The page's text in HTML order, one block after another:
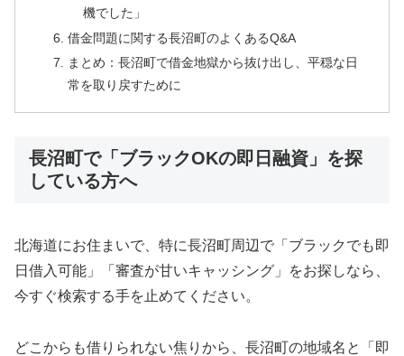
機でした」
借金問題に関する長沼町のよくあるQ&A
まとめ：長沼町で借金地獄から抜け出し、平穏な日
常を取り戻すために
長沼町で「ブラックOKの即日融資」を探
している方へ
北海道にお住まいで、特に長沼町周辺で「ブラックでも即
日借入可能」「審査が甘いキャッシング」をお探しなら、
今すぐ検索する手を止めてください。
どこからも借りられない焦りから、長沼町の地域名と「即